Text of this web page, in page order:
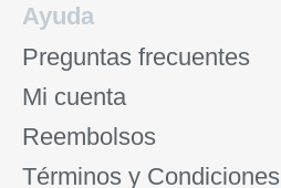
Ayuda
Preguntas frecuentes
Mi cuenta
Reembolsos
Términos y Condiciones